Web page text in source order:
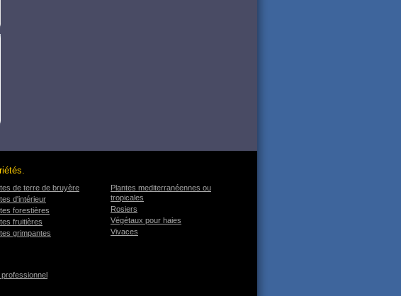
de terre de bruyère
d'intérieur
forestières
fruitières
grimpantes
Plantes mediterranéennes ou
tropicales
Rosiers
Végétaux pour haies
Vivaces